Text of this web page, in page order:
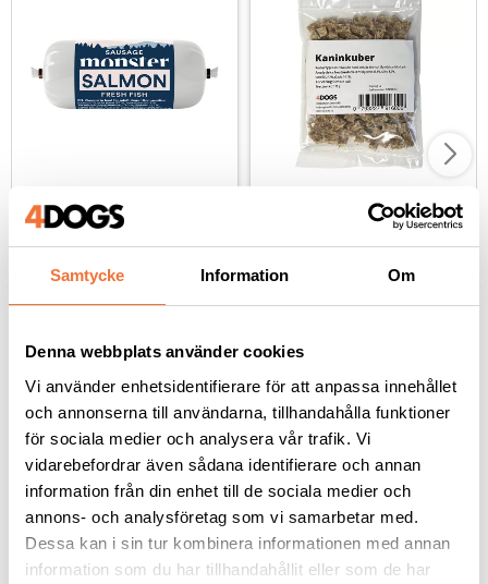
Samtycke Information Om
Denna webbplats använder cookies
Vi använder enhetsidentifierare för att anpassa innehållet
och annonserna till användarna, tillhandahålla funktioner
för sociala medier och analysera vår trafik. Vi
vidarebefordrar även sådana identifierare och annan
information från din enhet till de sociala medier och
annons- och analysföretag som vi samarbetar med.
Dessa kan i sin tur kombinera informationen med annan
information som du har tillhandahållit eller som de har
Monster Sausage
belöningsgodis Lax - 80
g
4Dogs Belöningsgodis
Kanin ca 100 g
Andra köpte även